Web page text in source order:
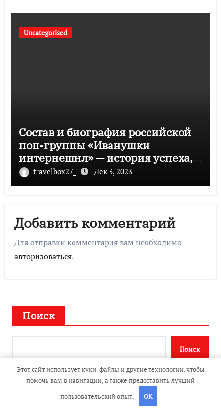
Uncategorised
Состав и биография российской
поп-группы «Иванушки
интернешнл» — история успеха,
музыка и судьбы участников
travelbox27_ Дек 3, 2023
Добавить комментарий
Для отправки комментария вам необходимо
авторизоваться.
Поиск
Поиск
Последние публикации
Этот сайт использует куки-файлы и другие технологии, чтобы
помочь вам в навигации, а также предоставить лучший
пользовательский опыт.
OK